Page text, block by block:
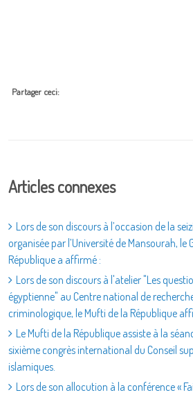
Partager ceci:
Articles connexes
Lors de son discours à l’occasion de la
organisée par l’Université de Mansourah, le
République a affirmé :
Lors de son discours à l'atelier "Les
égyptienne" au Centre national de
criminologique, le Mufti de la République
Le Mufti de la République assiste à la
sixième congrès international du Conseil
islamiques.
Lors de son allocution à la conférence «